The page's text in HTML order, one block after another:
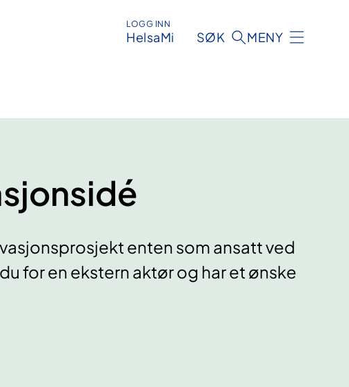
LOGG INN
HelsaMi SØK MENY
enten som ansatt ved
for en ekstern aktør og har et ønske